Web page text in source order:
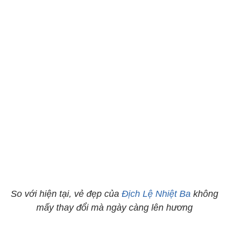
So với hiện tại, vẻ đẹp của Địch Lệ Nhiệt Ba không
mấy thay đổi mà ngày càng lên hương